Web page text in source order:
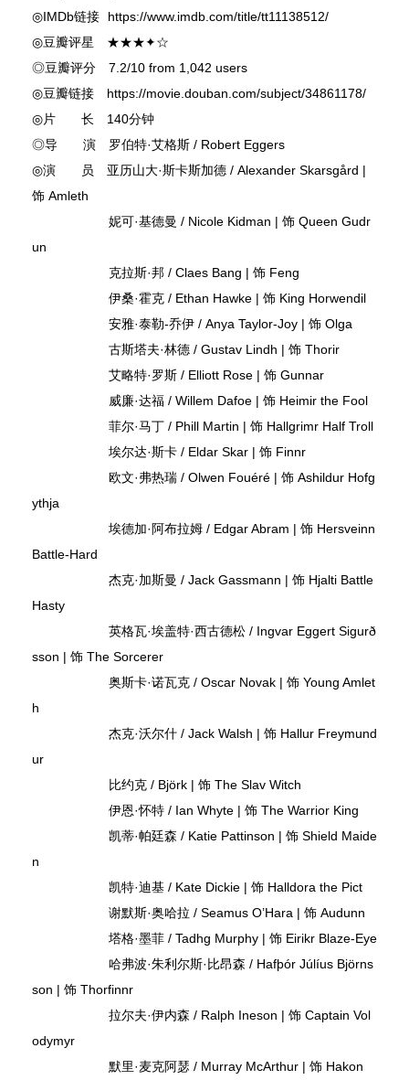
◎IMDb链接 https://www.imdb.com/title/tt11138512/
◎豆瓣评星 ★★★✦☆
◎豆瓣评分 7.2/10 from 1,042 users
◎豆瓣链接 https://movie.douban.com/subject/34861178/
◎片 长 140分钟
◎导 演 罗伯特·艾格斯 / Robert Eggers
◎演 员 亚历山大·斯卡斯加德 / Alexander Skarsgård |
饰 Amleth
妮可·基德曼 / Nicole Kidman | 饰 Queen Gudr
un
克拉斯·邦 / Claes Bang | 饰 Feng
伊桑·霍克 / Ethan Hawke | 饰 King Horwendil
安雅·泰勒-乔伊 / Anya Taylor-Joy | 饰 Olga
古斯塔夫·林德 / Gustav Lindh | 饰 Thorir
艾略特·罗斯 / Elliott Rose | 饰 Gunnar
威廉·达福 / Willem Dafoe | 饰 Heimir the Fool
菲尔·马丁 / Phill Martin | 饰 Hallgrimr Half Troll
埃尔达·斯卡 / Eldar Skar | 饰 Finnr
欧文·弗热瑞 / Olwen Fouéré | 饰 Ashildur Hofg
ythja
埃德加·阿布拉姆 / Edgar Abram | 饰 Hersveinn
Battle-Hard
杰克·加斯曼 / Jack Gassmann | 饰 Hjalti Battle
Hasty
英格瓦·埃盖特·西古德松 / Ingvar Eggert Sigurð
sson | 饰 The Sorcerer
奥斯卡·诺瓦克 / Oscar Novak | 饰 Young Amlet
h
杰克·沃尔什 / Jack Walsh | 饰 Hallur Freymund
ur
比约克 / Björk | 饰 The Slav Witch
伊恩·怀特 / Ian Whyte | 饰 The Warrior King
凯蒂·帕廷森 / Katie Pattinson | 饰 Shield Maide
n
凯特·迪基 / Kate Dickie | 饰 Halldora the Pict
谢默斯·奥哈拉 / Seamus O’Hara | 饰 Audunn
塔格·墨菲 / Tadhg Murphy | 饰 Eirikr Blaze-Eye
哈弗波·朱利尔斯·比昂森 / Hafþór Júlíus Björns
son | 饰 Thorfinnr
拉尔夫·伊内森 / Ralph Ineson | 饰 Captain Vol
odymyr
默里·麦克阿瑟 / Murray McArthur | 饰 Hakon